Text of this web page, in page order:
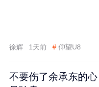
徐辉 1天前 # 仰望U8
不要伤了余承东的